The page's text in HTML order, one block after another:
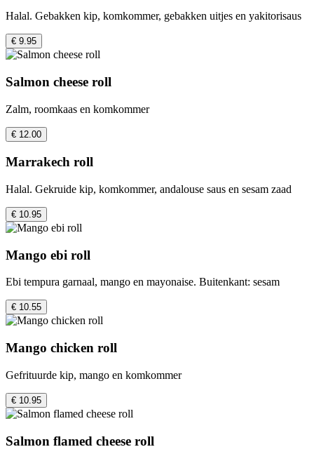
Halal. Gebakken kip, komkommer, gebakken uitjes en yakitorisaus
€ 9.95
Salmon cheese roll
Zalm, roomkaas en komkommer
€ 12.00
Marrakech roll
Halal. Gekruide kip, komkommer, andalouse saus en sesam zaad
€ 10.95
Mango ebi roll
Ebi tempura garnaal, mango en mayonaise. Buitenkant: sesam
€ 10.55
Mango chicken roll
Gefrituurde kip, mango en komkommer
€ 10.95
Salmon flamed cheese roll